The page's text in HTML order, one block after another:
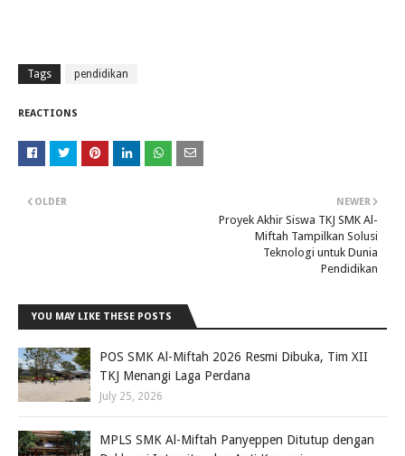
Tags pendidikan
REACTIONS
NEWER
Proyek Akhir Siswa TKJ SMK Al-
Miftah Tampilkan Solusi
Teknologi untuk Dunia
Pendidikan
OLDER
YOU MAY LIKE THESE POSTS
POS SMK Al-Miftah 2026 Resmi Dibuka, Tim XII
TKJ Menangi Laga Perdana
July 25, 2026
MPLS SMK Al-Miftah Panyeppen Ditutup dengan